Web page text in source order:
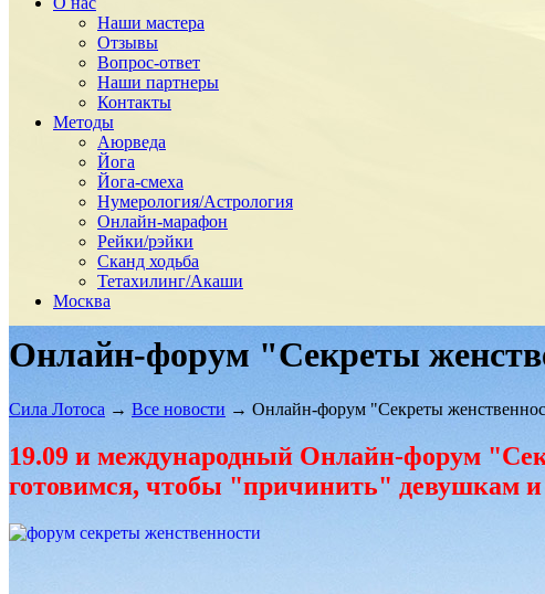
Наши мастера
Отзывы
Вопрос-ответ
Наши партнеры
Контакты
Методы
Аюрведа
Йога
Йога-смеха
Нумерология/Астрология
Онлайн-марафон
Рейки/рэйки
Сканд ходьба
Тетахилинг/Акаши
Москва
Онлайн-форум "Секреты
Сила Лотоса → Все новости → Онлайн-форум "Секреты
19.09 и международный Онлайн-форум
готовимся, чтобы "причинить" девушкам